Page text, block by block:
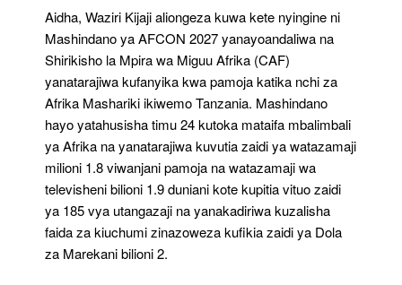
Aidha, Waziri Kijaji aliongeza kuwa kete nyingine ni
Mashindano ya AFCON 2027 yanayoandaliwa na
Shirikisho la Mpira wa Miguu Afrika (CAF)
yanatarajiwa kufanyika kwa pamoja katika nchi za
Afrika Mashariki ikiwemo Tanzania. Mashindano
hayo yatahusisha timu 24 kutoka mataifa mbalimbali
ya Afrika na yanatarajiwa kuvutia zaidi ya watazamaji
milioni 1.8 viwanjani pamoja na watazamaji wa
televisheni bilioni 1.9 duniani kote kupitia vituo zaidi
ya 185 vya utangazaji na yanakadiriwa kuzalisha
faida za kiuchumi zinazoweza kufikia zaidi ya Dola
za Marekani bilioni 2.